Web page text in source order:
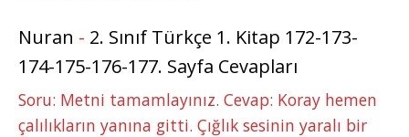
Nuran - 2. Sınıf Türkçe 1. Kitap 172-173-
174-175-176-177. Sayfa Cevapları
Soru: Metni tamamlayınız. Cevap: Koray hemen
çalılıkların yanına gitti. Çığlık sesinin yaralı bir